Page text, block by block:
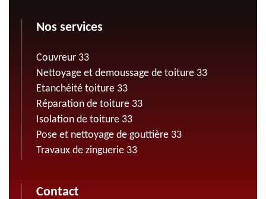
Nos services
Couvreur 33
Nettoyage et demoussage de toiture 33
Etanchéité toiture 33
Réparation de toiture 33
Isolation de toiture 33
Pose et nettoyage de gouttière 33
Travaux de zinguerie 33
Contact